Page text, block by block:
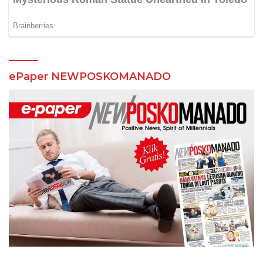
ePaper NEWPOSKOMANADO